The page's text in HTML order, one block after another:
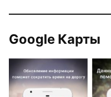
Google Карты